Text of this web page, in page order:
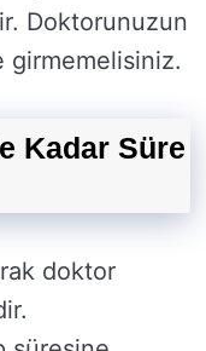
Doktorunuzun
girmemelisiniz.
Kadar Süre
doktor